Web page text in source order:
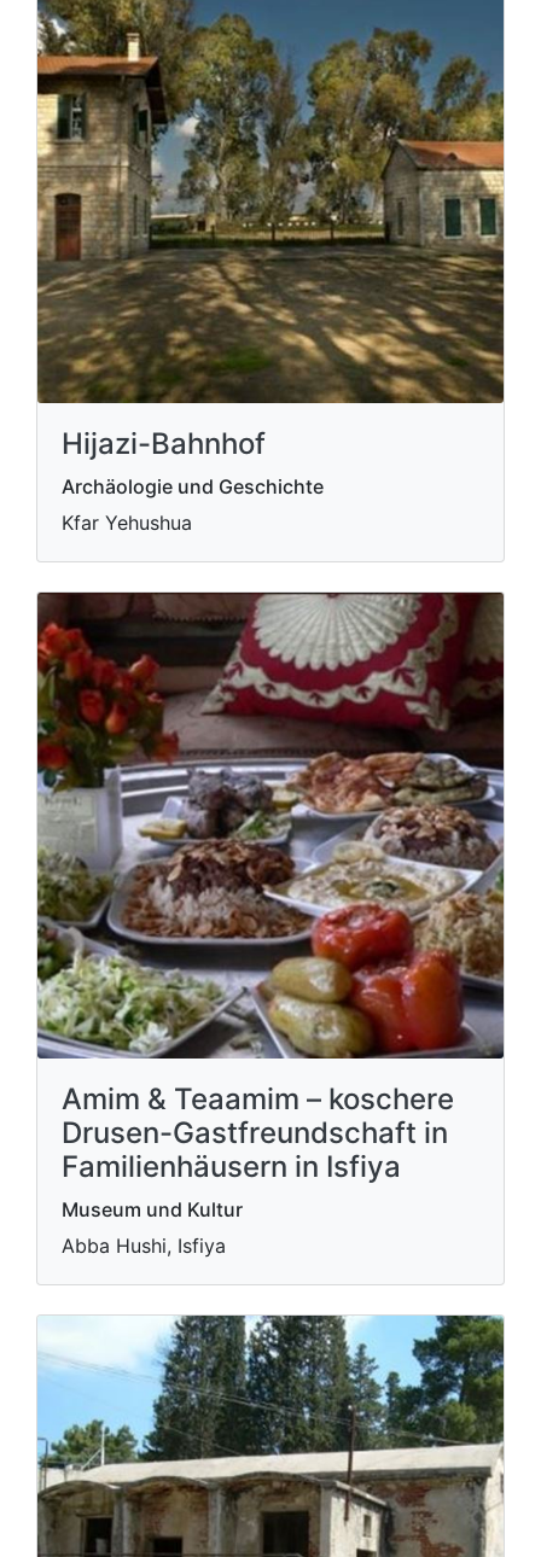
Hijazi-Bahnhof
Archäologie und Geschichte
Kfar Yehushua
Amim & Teaamim – koschere
Drusen-Gastfreundschaft in
Familienhäusern in Isfiya
Museum und Kultur
Abba Hushi, Isfiya